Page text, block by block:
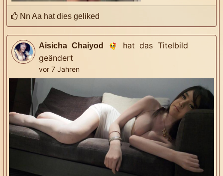
Nn Aa hat dies geliked
Aisicha Chaiyod
hat das Titelbild
geändert
vor 7 Jahren